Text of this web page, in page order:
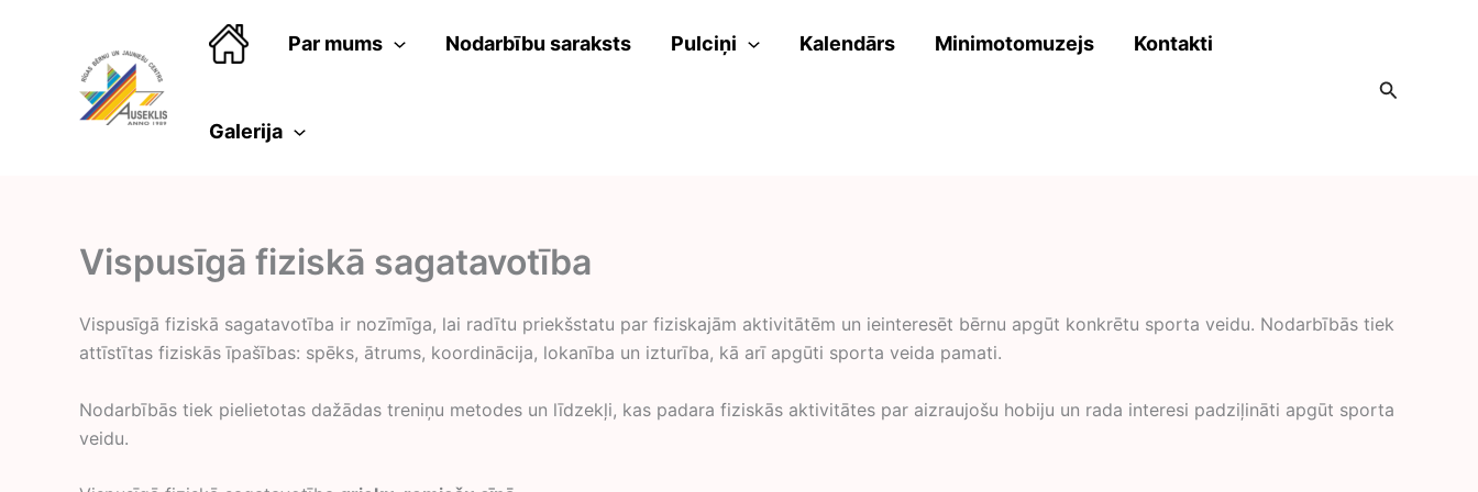
Par mums Nodarbību saraksts Pulciņi Kalendārs Minimotomuzejs Kontakti
Galerija
Search
Vispusīgā fiziskā sagatavotība
Vispusīgā fiziskā sagatavotība ir nozīmīga, lai radītu priekšstatu par fiziskajām aktivitātēm un ieinteresēt bērnu apgūt konkrētu sporta veidu. Nodarbībās tiek
attīstītas fiziskās īpašības: spēks, ātrums, koordinācija, lokanība un izturība, kā arī apgūti sporta veida pamati.
Nodarbībās tiek pielietotas dažādas treniņu metodes un līdzekļi, kas padara fiziskās aktivitātes par aizraujošu hobiju un rada interesi padziļināti apgūt sporta
veidu.